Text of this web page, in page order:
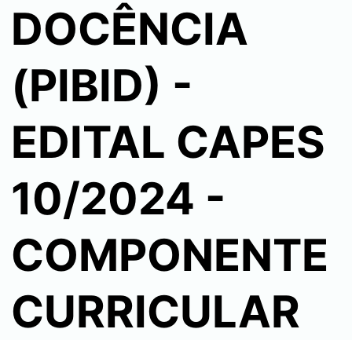
DOCÊNCIA
(PIBID) -
EDITAL CAPES
10/2024 -
COMPONENTE
CURRICULAR